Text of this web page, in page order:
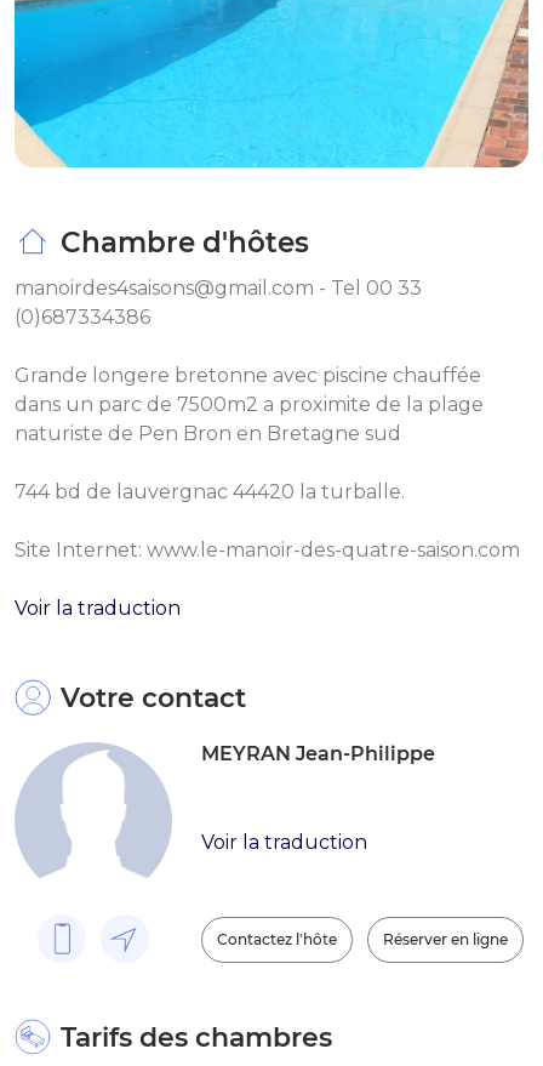
Chambre d'hôtes
manoirdes4saisons@gmail.com - Tel 00 33
(0)687334386
Grande longere bretonne avec piscine chauffée
dans un parc de 7500m2 a proximite de la plage
naturiste de Pen Bron en Bretagne sud
744 bd de lauvergnac 44420 la turballe.
Site Internet: www.le-manoir-des-quatre-saison.com
Voir la traduction
Votre contact
MEYRAN Jean-Philippe
Voir la traduction
Contactez l'hôte Réserver en ligne
Tarifs des chambres